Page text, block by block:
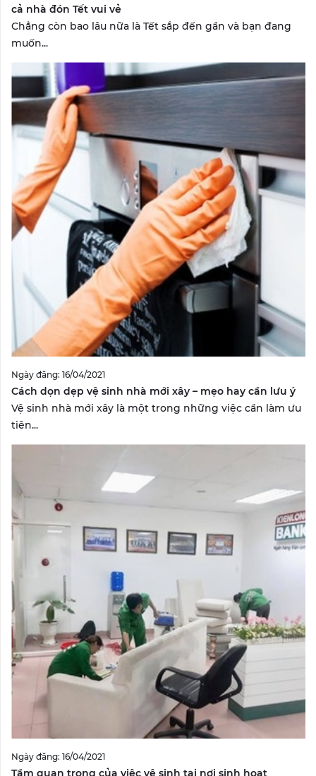
cả nhà đón Tết vui vẻ
Chẳng còn bao lâu nữa là Tết sắp đến gần và bạn đang
muốn...
Ngày đăng: 16/04/2021
Cách dọn dẹp vệ sinh nhà mới xây – mẹo hay cần lưu ý
Vệ sinh nhà mới xây là một trong những việc cần làm ưu
tiên...
Ngày đăng: 16/04/2021
Tầm quan trọng của việc vệ sinh tại nơi sinh hoạt